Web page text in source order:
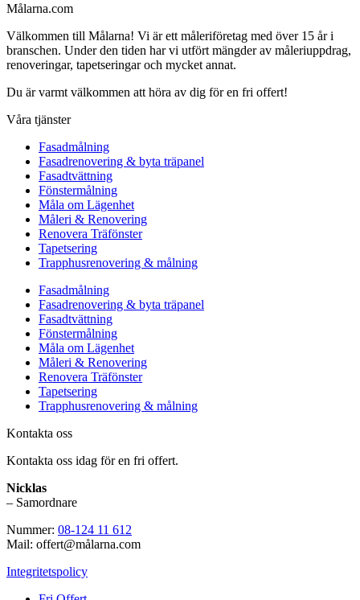
Målarna.com
Välkommen till Målarna! Vi är ett måleriföretag med över 15 år i
branschen. Under den tiden har vi utfört mängder av måleriuppdrag,
renoveringar, tapetseringar och mycket annat.
Du är varmt välkommen att höra av dig för en fri offert!
Våra tjänster
Fasadmålning
Fasadrenovering & byta träpanel
Fasadtvättning
Fönstermålning
Måla om Lägenhet
Måleri & Renovering
Renovera Träfönster
Tapetsering
Trapphusrenovering & målning
Fasadmålning
Fasadrenovering & byta träpanel
Fasadtvättning
Fönstermålning
Måla om Lägenhet
Måleri & Renovering
Renovera Träfönster
Tapetsering
Trapphusrenovering & målning
Kontakta oss
Kontakta oss idag för en fri offert.
Nicklas
– Samordnare
Nummer: 08-124 11 612
Mail: offert@målarna.com
Integritetspolicy